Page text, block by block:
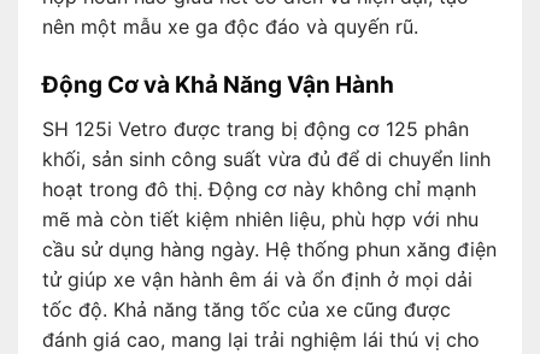
nên một mẫu xe ga độc đáo và quyến rũ.
Động Cơ và Khả Năng Vận Hành
SH 125i Vetro được trang bị động cơ 125 phân
khối, sản sinh công suất vừa đủ để di chuyển linh
hoạt trong đô thị. Động cơ này không chỉ mạnh
mẽ mà còn tiết kiệm nhiên liệu, phù hợp với nhu
cầu sử dụng hàng ngày. Hệ thống phun xăng điện
tử giúp xe vận hành êm ái và ổn định ở mọi dải
tốc độ. Khả năng tăng tốc của xe cũng được
đánh giá cao, mang lại trải nghiệm lái thú vị cho